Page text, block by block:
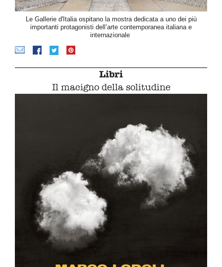
Le Gallerie d'Italia ospitano la mostra dedicata a uno dei più
importanti protagonisti dell’arte contemporanea italiana e
internazionale
Libri
Il macigno della solitudine